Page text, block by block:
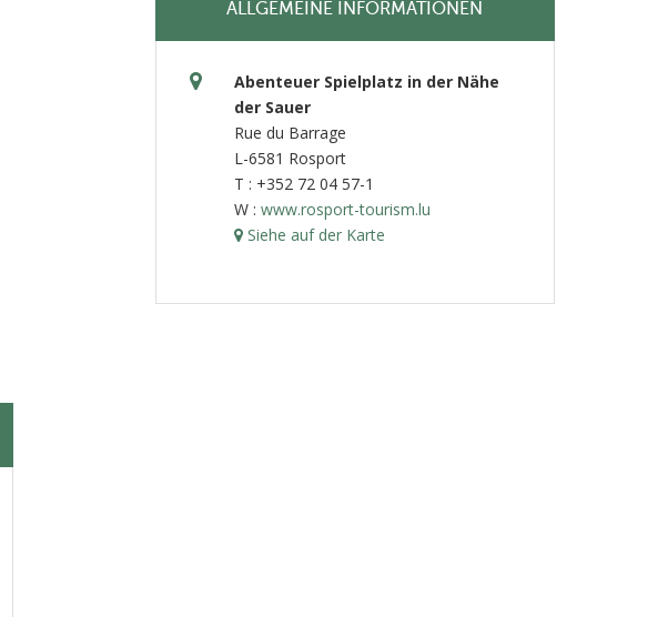
ALLGEMEINE INFORMATIONEN
Abenteuer Spielplatz in der Nähe
der Sauer
Rue du Barrage
L-6581 Rosport
T : +352 72 04 57-1
W : www.rosport-tourism.lu
Siehe auf der Karte